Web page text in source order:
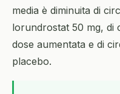
media è diminuita di
lorundrostat 50 mg, di
dose aumentata e di
placebo.